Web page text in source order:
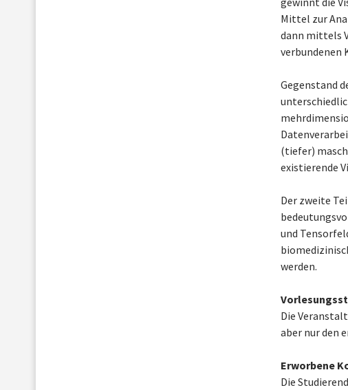
Mittel zur
dann mittels
verbundenen
Gegenstand
(tiefer)
existierende
Der zweite
und
werden.
Die
aber nur den
Erworbene
Die